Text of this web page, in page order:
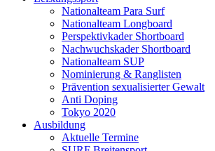
Nationalteam Para Surf
Nationalteam Longboard
Perspektivkader Shortboard
Nachwuchskader Shortboard
Nationalteam SUP
Nominierung & Ranglisten
Prävention sexualisierter Gewalt
Anti Doping
Tokyo 2020
Ausbildung
Aktuelle Termine